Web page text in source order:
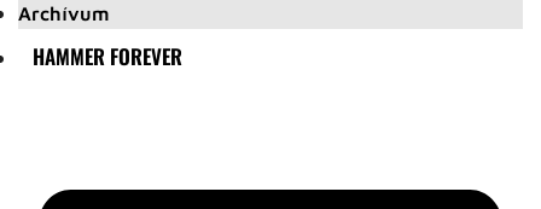
Archívum
HAMMER FOREVER